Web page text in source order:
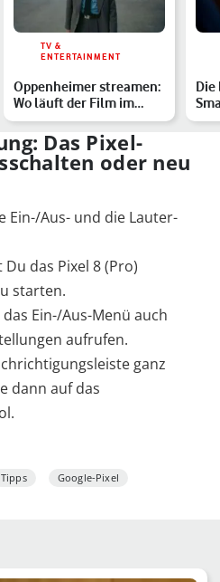
TV &
ENTERTAINMENT
Oppenheimer streamen:
Wo läuft der Film im
Heimkino?
Die
Das Pixel-
oder neu
Ein-/Aus- und die Lauter-
das Pixel 8 (Pro)
starten.
Ein-/Aus-Menü auch
aufrufen.
ganz
dann auf das
Tipps Google-Pixel